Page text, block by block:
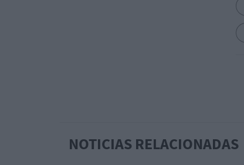
NOTICIAS RELACIONADAS